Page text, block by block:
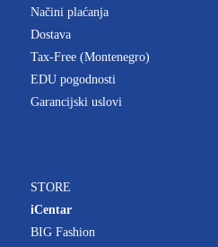
Načini plaćanja
Dostava
Tax-Free (Montenegro)
EDU pogodnosti
Garancijski uslovi
STORE
iCentar
BIG Fashion